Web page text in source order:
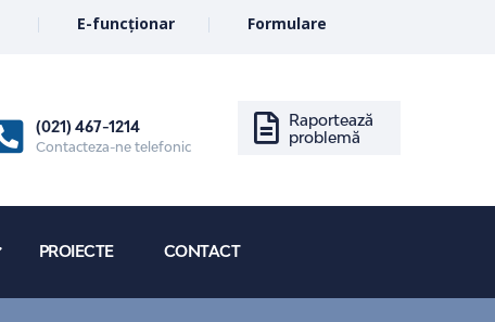
E-funcționar Formulare
(021) 467-1214
Contacteza-ne telefonic
Raportează
problemă
PROIECTE CONTACT